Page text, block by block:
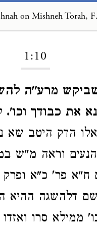
Seder
1:10
מרע"ה
את כבודך וכו'.
הדק היטב שא
וראה מ"ש
ח"א פר' כ"א
דלהשגה ההיא
ממילא סרו